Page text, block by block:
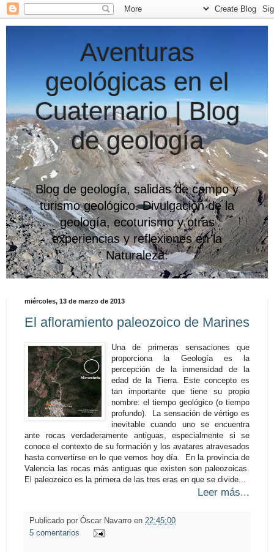
Aventuras
geológicas en el
Cuaternario | Blog
de geología
Blog de geología, salidas de campo y
turismo geológico. Divulgación de la
geología, ecoturismo y otras
experiencias y reflexiones en la
Naturaleza.
miércoles, 13 de marzo de 2013
El afloramiento paleozoico de Marines
Una de primeras sensaciones que
proporciona la Geología es la
percepción de la inmensidad de la
edad de la Tierra. Este concepto es
tan importante que tiene su propio
nombre: el tiempo geológico (o tiempo
profundo). La sensación de vértigo es
inevitable cuando uno se encuentra
ante rocas verdaderamente antiguas, especialmente si se
conoce el contexto de su formación y los avatares atravesados
hasta convertirse en lo que vemos hoy día. En la provincia de
Valencia las rocas más antiguas que existen son paleozoicas.
El paleozoico es la primera de las tres eras en que se divide...
Leer más...
Publicado por Óscar Navarro en 22:45:00
5 comentarios